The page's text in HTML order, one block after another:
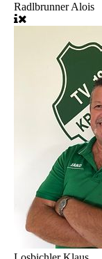
Radlbrunner Alois